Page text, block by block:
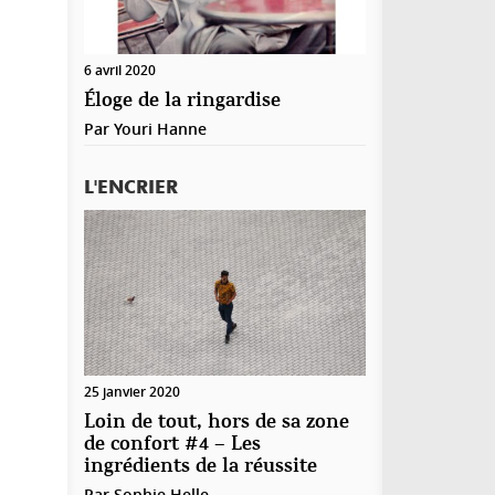
de DEUX médecins!)
L’assurance-maladie, vous avez l’air de l’ignorer,
est avant tout un système SOCIAL de
SOLIDARITE: ceux qui sont dans une meilleure
situation donnent pour aider ceux qui en ont
devoir d’assumer ses choix, et concer­nant
l’avortement il en est de même. Un avor­te­ment
vaut 4 mois de mes primes, il n’y a aucune rai­son
que je paie une année d’assurance pour finan­cer 3
avor­te­ments. »
Vous n’avez donc officiellement RIEN compris au
principe de solidarité.
Pour vous expliquer, poussons votre
raisonnement:
Si vous vous retrouvez aux soins intensifs pour un
accident de ski, ou d’un autre sport, on ne devrait
pas vous rembourser car le loisir est une affaire
privée et le ski une activité dangereuse?
6 avril 2020
Éloge de la ringardise
Par Youri Hanne
L'ENCRIER
25 janvier 2020
Loin de tout, hors de sa zone
de confort #4 – Les
ingrédients de la réussite